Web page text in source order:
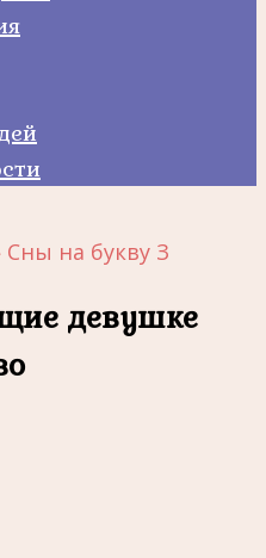
Сны на букву З
девушке